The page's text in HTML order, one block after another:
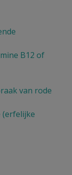
B12 of
van rode
(erfelijke